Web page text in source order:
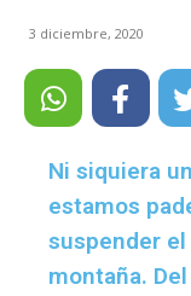
3 diciembre, 2020
Ni siquiera
estamos
suspender
montaña.